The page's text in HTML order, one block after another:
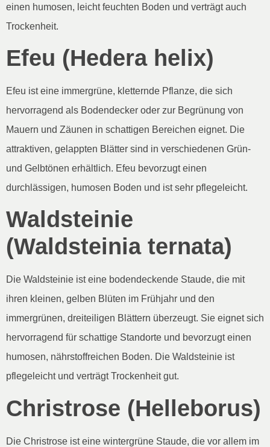
einen humosen, leicht feuchten Boden und verträgt auch
Trockenheit.
Efeu (Hedera helix)
Efeu ist eine immergrüne, kletternde Pflanze, die sich
hervorragend als Bodendecker oder zur Begrünung von
Mauern und Zäunen in schattigen Bereichen eignet. Die
attraktiven, gelappten Blätter sind in verschiedenen Grün-
und Gelbtönen erhältlich. Efeu bevorzugt einen
durchlässigen, humosen Boden und ist sehr pflegeleicht.
Waldsteinie
(Waldsteinia ternata)
Die Waldsteinie ist eine bodendeckende Staude, die mit
ihren kleinen, gelben Blüten im Frühjahr und den
immergrünen, dreiteiligen Blättern überzeugt. Sie eignet sich
hervorragend für schattige Standorte und bevorzugt einen
humosen, nährstoffreichen Boden. Die Waldsteinie ist
pflegeleicht und verträgt Trockenheit gut.
Christrose (Helleborus)
Die Christrose ist eine wintergrüne Staude, die vor allem im